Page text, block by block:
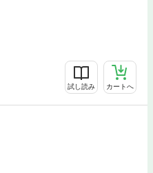
試し読み カートへ